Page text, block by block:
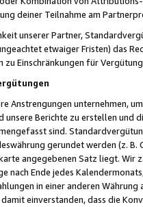
deiner Teilnahme am
unserer Partner,
etwaiger Fristen) das
Einschränkungen für
Anstrengungen unternehmen,
Berichte zu erstellen und
sind.
gerundet werden (z.
angegebenen Satz liegt.
nach Ende jedes
in einer anderen
einverstanden, dass die